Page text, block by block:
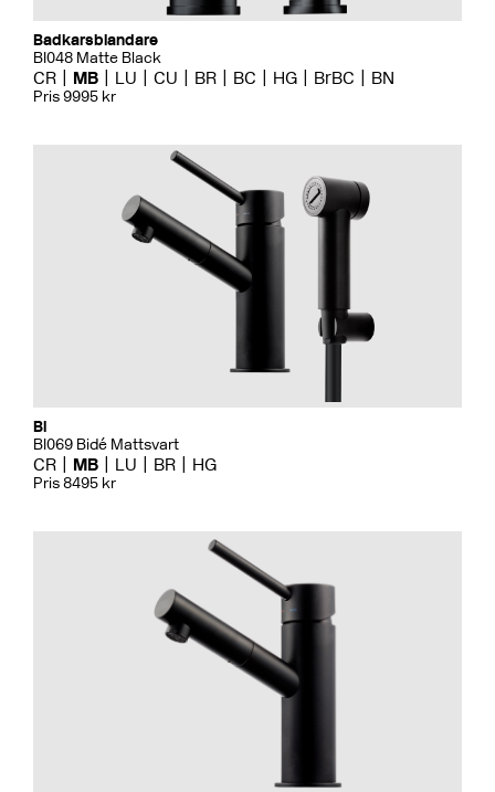
Badkarsblandare
BI048 Matte Black
CR MB LU CU BR BC HG BrBC BN
Pris 9995 kr
Bi
BI069 Bidé Mattsvart
CR MB LU BR HG
Pris 8495 kr